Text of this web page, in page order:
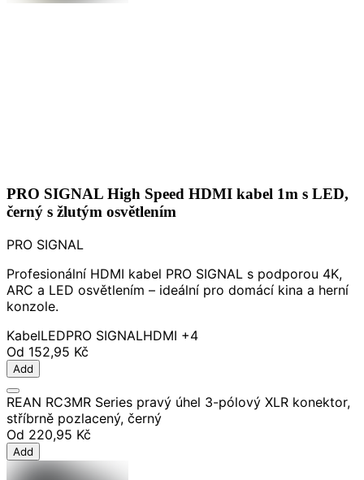
PRO SIGNAL High Speed HDMI kabel 1m s LED,
černý s žlutým osvětlením
PRO SIGNAL
Profesionální HDMI kabel PRO SIGNAL s podporou 4K,
ARC a LED osvětlením – ideální pro domácí kina a herní
konzole.
KabelLEDPRO SIGNALHDMI +4
Od 152,95 Kč
Add
REAN RC3MR Series pravý úhel 3-pólový XLR konektor,
stříbrně pozlacený, černý
Od 220,95 Kč
Add